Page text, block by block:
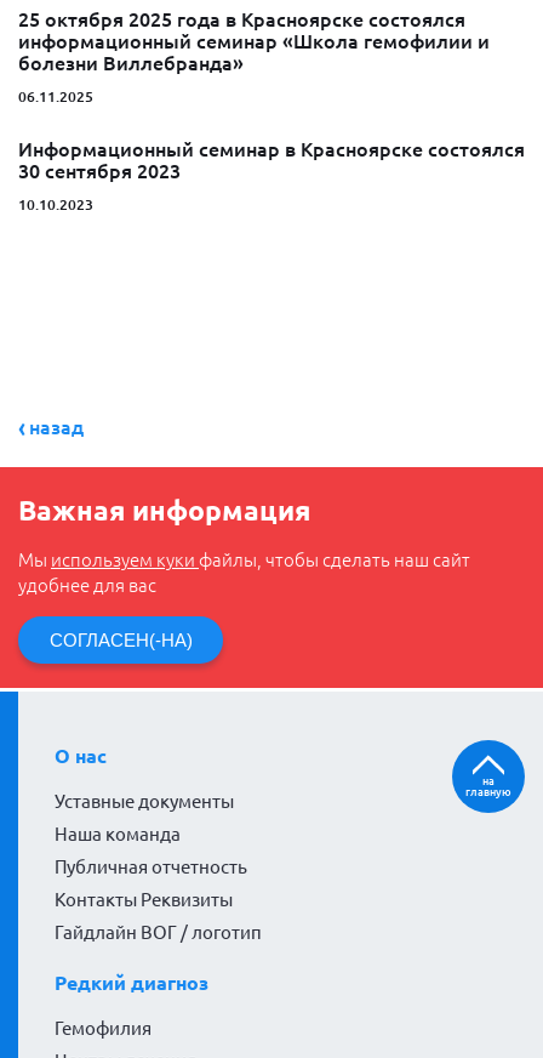
25 октября 2025 года в Красноярске состоялся
информационный семинар «Школа гемофилии и
болезни Виллебранда»
06.11.2025
Информационный семинар в Красноярске состоялся
30 сентября 2023
10.10.2023
назад
Важная информация
Мы используем куки файлы, чтобы сделать наш сайт
удобнее для вас
СОГЛАСЕН(-НА)
О нас
Уставные документы
Наша команда
Публичная отчетность
Контакты Реквизиты
Гайдлайн ВОГ / логотип
Редкий диагноз
Гемофилия
на
главную